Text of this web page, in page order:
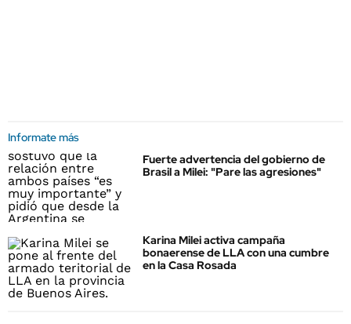
Informate más
Fuerte advertencia del gobierno de
Brasil a Milei: "Pare las agresiones"
Karina Milei activa campaña
bonaerense de LLA con una cumbre
en la Casa Rosada